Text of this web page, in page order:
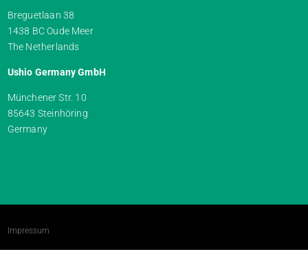
Breguetlaan 38
1438 BC Oude Meer
The Netherlands
Ushio Germany GmbH
Münchener Str. 10
85643 Steinhöring
Germany
Impressum